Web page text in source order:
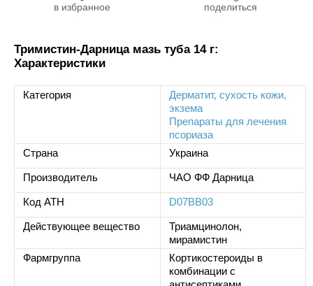
в избранное поделиться
Тримистин-Дарница мазь туба 14 г:
Характеристики
Категория
Дерматит, сухость кожи,
экзема
Препараты для лечения
псориаза
Страна
Украина
Производитель ЧАО ФФ Дарница
Код ATH D07BB03
Действующее вещество
Триамцинолон,
мирамистин
Фармгруппа
Кортикостероиды в
комбинации с